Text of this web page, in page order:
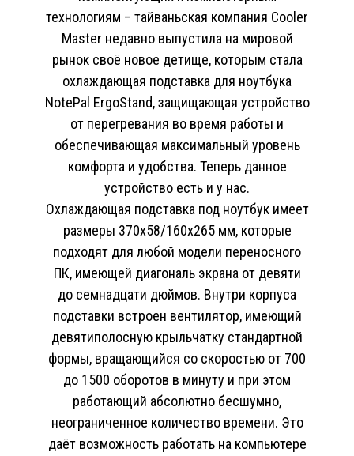
технологиям – тайваньская компания Cоoler
Master недавно выпустила на мировой
рынок своё новое детище, которым стала
охлаждающая подставка для ноутбука
NоtePal ErgoStand, защищающая устройство
от перегревания во время работы и
обеспечивающая максимальный уровень
комфорта и удобства. Теперь данное
устройство есть и у нас.
Охлаждающая подставка под ноутбук имеет
размеры 370х58/160х265 мм, которые
подходят для любой модели переносного
ПК, имеющей диагональ экрана от девяти
до семнадцати дюймов. Внутри корпуса
подставки встроен вентилятор, имеющий
девятиполосную крыльчатку стандартной
формы, вращающийся со скоростью от 700
до 1500 оборотов в минуту и при этом
работающий абсолютно бесшумно,
неограниченное количество времени. Это
даёт возможность работать на компьютере